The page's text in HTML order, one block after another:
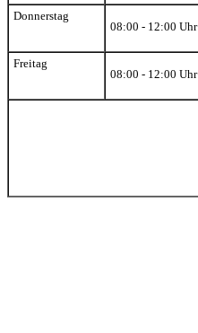
Donnerstag
08:00 - 12:00 Uhr
Freitag
08:00 - 12:00 Uhr